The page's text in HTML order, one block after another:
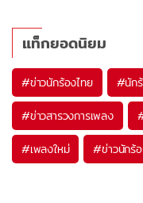
แท็กยอดนิยม
#ข่าวนักร้องไทย #นัก
#ข่าวสารวงการเพลง
#เพลงใหม่ #ข่าวนักร้